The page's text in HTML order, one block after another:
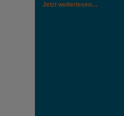
Jetzt weiterlesen…